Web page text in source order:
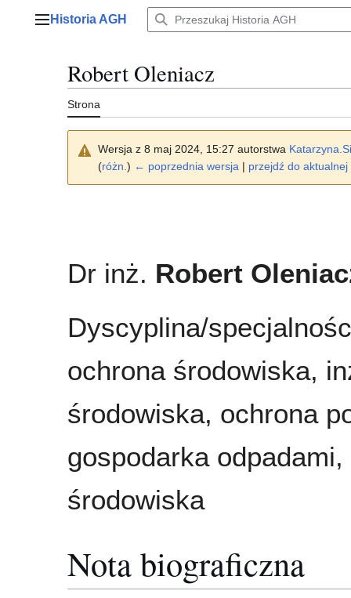
Menu główne
Historia AGH
Robert Oleniacz
Strona
Wersja z 8 maj 2024, 15:27 autorstwa
(różn. ) ← poprzednia wersja | przejdź do aktualnej
Dr inż. Robert
Dyscyplina/
ochrona środowiska,
środowiska, ochrona
gospodarka
środowiska
Nota biograficzna